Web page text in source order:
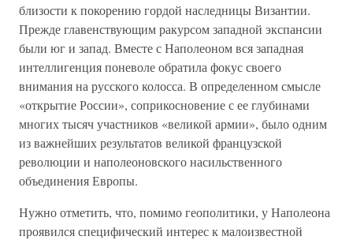
близости к покорению гордой наследницы Византии.
Прежде главенствующим ракурсом западной экспансии
были юг и запад. Вместе с Наполеоном вся западная
интеллигенция поневоле обратила фокус своего
внимания на русского колосса. В определенном смысле
«открытие России», соприкосновение с ее глубинами
многих тысяч участников «великой армии», было одним
из важнейших результатов великой французской
революции и наполеоновского насильственного
объединения Европы.
Нужно отметить, что, помимо геополитики, у Наполеона
проявился специфический интерес к малоизвестной